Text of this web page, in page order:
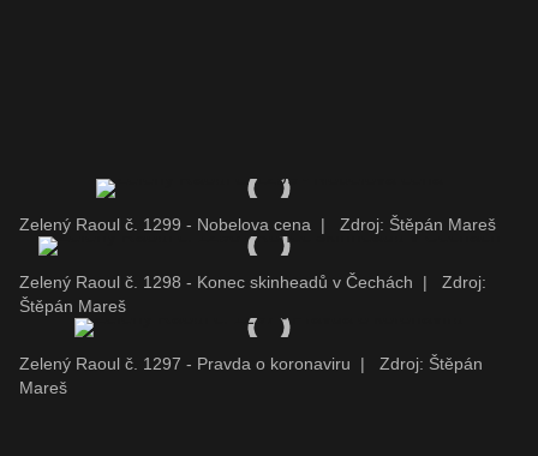
Zelený Raoul č. 1299 - Nobelova cena | Zdroj: Štěpán Mareš
Zelený Raoul č. 1298 - Konec skinheadů v Čechách |
Zdroj:
Štěpán Mareš
Zelený Raoul č. 1297 - Pravda o koronaviru |
Zdroj: Štěpán
Mareš